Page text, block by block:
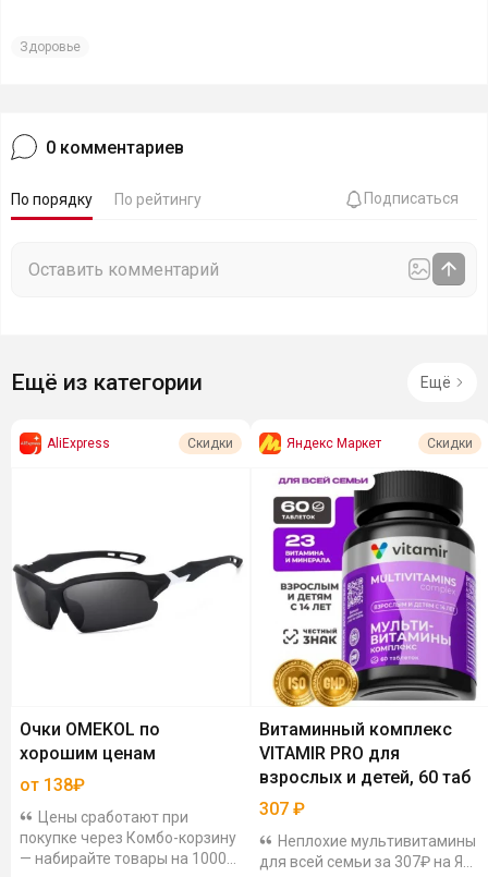
Здоровье
0 комментариев
По порядку По рейтингу Подписаться
Ещё из категории Ещё
AliExpress Скидки
Очки OMEKOL по
хорошим ценам
от 138₽
Цены сработают при
покупке через Комбо-корзину
— набирайте товары на 1000₽
Яндекс Маркет Скидки
Витаминный комплекс
VITAMIR PRO для
взрослых и детей, 60 таб
307 ₽
Неплохие мультивитамины
для всей семьи за 307₽ на ЯМ.